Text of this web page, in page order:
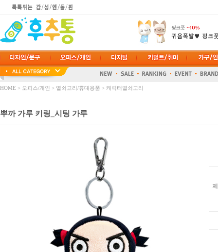
HOME > 오피스/개인 > 열쇠고리/휴대용품 > 캐릭터열쇠고리
뿌까 가루 키링_시팅 가루